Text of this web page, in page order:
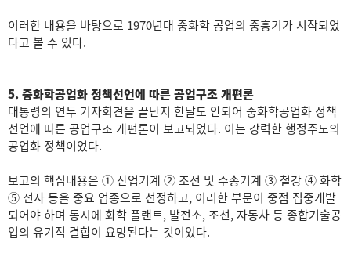
이러한 내용을 바탕으로 1970년대 중화학 공업의 중흥기가 시작되었
다고 볼 수 있다.
5. 중화학공업화 정책선언에 따른 공업구조 개편론
대통령의 연두 기자회견을 끝난지 한달도 안되어 중화학공업화 정책
선언에 따른 공업구조 개편론이 보고되었다. 이는 강력한 행정주도의
공업화 정책이었다.
보고의 핵심내용은 ① 산업기계 ② 조선 및 수송기계 ③ 철강 ④ 화학
⑤ 전자 등을 중요 업종으로 선정하고, 이러한 부문이 중점 집중개발
되어야 하며 동시에 화학 플랜트, 발전소, 조선, 자동차 등 종합기술공
업의 유기적 결합이 요망된다는 것이었다.